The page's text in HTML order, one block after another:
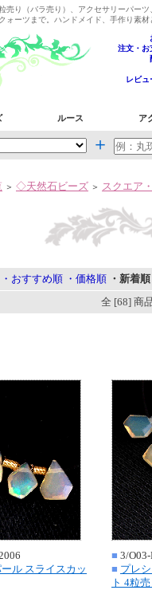
売り（バラ売り）、アクセサリーパーツ
ォーツまで。ハンドメイド、手作り素
注文・お
レビュ
ルース ア
＋
＞ ◇天然石ビーズ ＞ スクエア
・おすすめ順 ・価格順 ・新着順
全 [68] 商
ル スライスカッ
■ 3/
■ プレ
ト 4粒売